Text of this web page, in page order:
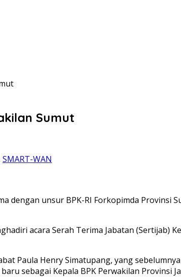
Sumut
SMART-WAN
dengan unsur BPK-RI Forkopimda Provinsi
acara Serah Terima Jabatan (Sertijab)
Paula Henry Simatupang, yang
sebagai Kepala BPK Perwakilan Provinsi